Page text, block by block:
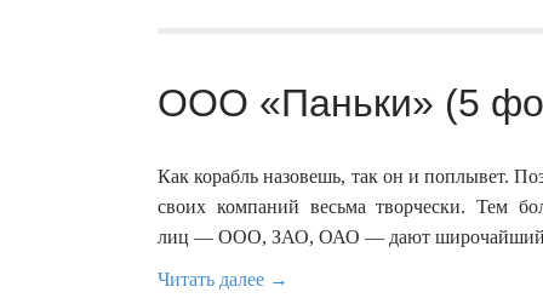
ООО «Паньки» (5
Как корабль назовешь, так он и поплывет.
своих компаний весьма творчески. Тем
лиц — ООО, ЗАО, ОАО — дают широчайший
Читать далее →